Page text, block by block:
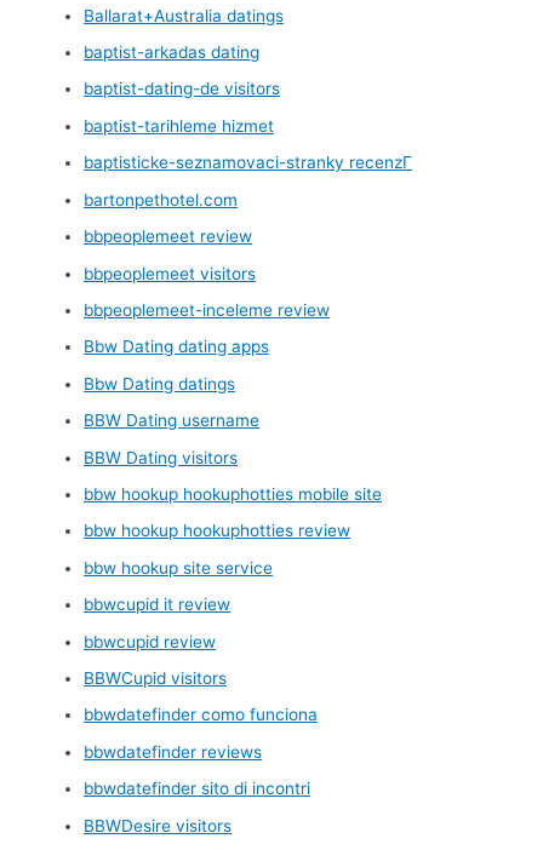
Ballarat+Australia datings
baptist-arkadas dating
baptist-dating-de visitors
baptist-tarihleme hizmet
baptisticke-seznamovaci-stranky recenzГ­
bartonpethotel.com
bbpeoplemeet review
bbpeoplemeet visitors
bbpeoplemeet-inceleme review
Bbw Dating dating apps
Bbw Dating datings
BBW Dating username
BBW Dating visitors
bbw hookup hookuphotties mobile site
bbw hookup hookuphotties review
bbw hookup site service
bbwcupid it review
bbwcupid review
BBWCupid visitors
bbwdatefinder como funciona
bbwdatefinder reviews
bbwdatefinder sito di incontri
BBWDesire visitors